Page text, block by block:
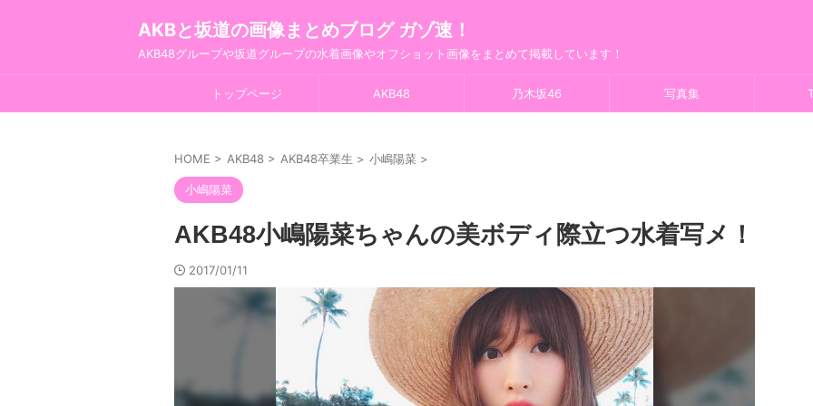
AKBと坂道の画像まとめブログ ガゾ速！
AKB48グループや坂道グループの水着画像やオフショット画像をまとめて掲載しています！
トップページ AKB48 乃木坂46 写真集
HOME > AKB48 > AKB48卒業生 > 小嶋陽菜 >
小嶋陽菜
AKB48小嶋陽菜ちゃんの美ボディ際立つ水着写メ！
2017/01/11